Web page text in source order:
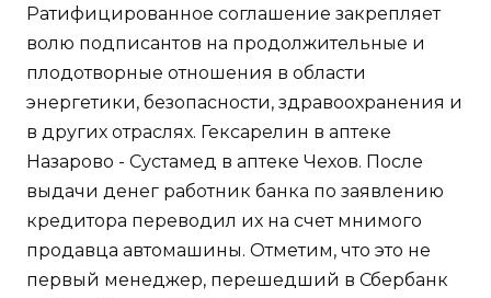
Ратифицированное соглашение закрепляет
волю подписантов на продолжительные и
плодотворные отношения в области
энергетики, безопасности, здравоохранения и
в других отраслях. Гексарелин в аптеке
Назарово - Сустамед в аптеке Чехов. После
выдачи денег работник банка по заявлению
кредитора переводил их на счет мнимого
продавца автомашины. Отметим, что это не
первый менеджер, перешедший в Сбербанк